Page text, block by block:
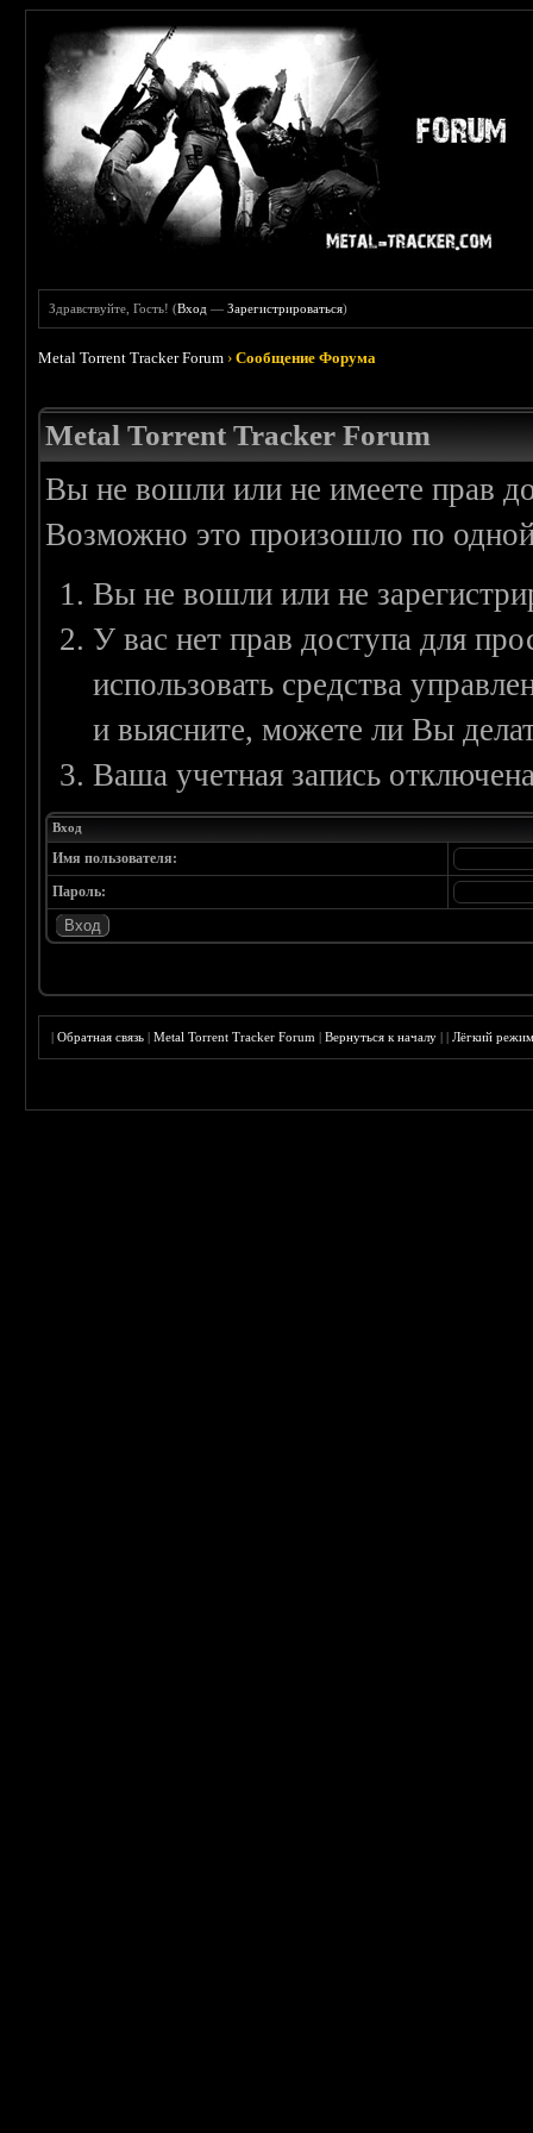
Здравствуйте, Гость! (Вход —Зарегистрироваться)
Metal Torrent Tracker Forum ›Сообщение Форума
Metal Torrent Tracker Forum
Вы не вошли или не имеете прав
Возможно это произошло по
Вы не вошли или не
У вас нет прав доступа для
использовать средства
и выясните, можете ли Вы
Ваша учетная запись
Вход
Имя пользователя:
Пароль:
|Обратная связь |Metal Torrent Tracker Forum |Вернуться к началу ||Лёгкий